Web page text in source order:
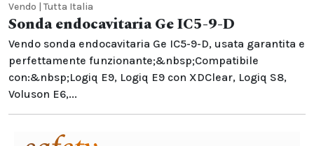
Vendo | Tutta Italia
Sonda endocavitaria Ge IC5-9-D
Vendo sonda endocavitaria Ge IC5-9-D, usata garantita e
perfettamente funzionante;&nbsp;Compatibile
con:&nbsp;Logiq E9, Logiq E9 con XDClear, Logiq S8,
Voluson E6,...